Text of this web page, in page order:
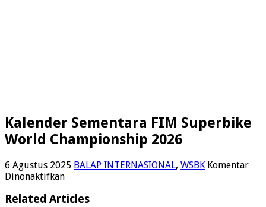
Kalender Sementara FIM Superbike
World Championship 2026
6 Agustus 2025 BALAP INTERNASIONAL, WSBK Komentar
Dinonaktifkanpada
Sementara
Related Articles